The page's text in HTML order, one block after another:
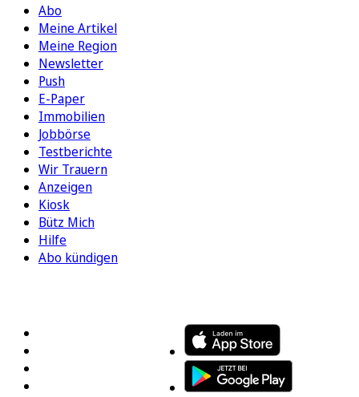
Abo
Meine Artikel
Meine Region
Newsletter
Push
E-Paper
Immobilien
Jobbörse
Testberichte
Wir Trauern
Anzeigen
Kiosk
Bütz Mich
Hilfe
Abo kündigen